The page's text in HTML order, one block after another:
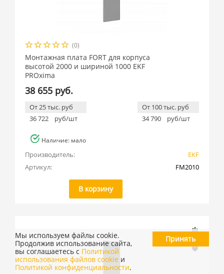
(0)
Монтажная плата FORT для корпуса
высотой 2000 и шириной 1000 EKF
PROxima
38 655 руб.
От 25 тыс. руб
36 722
руб/шт
От 100 тыс. руб
34 790
руб/шт
Наличие: мало
Производитель:
EKF
Артикул:
FM2010
В корзину
Мы используем файлы cookie.
Продолжив использование сайта,
вы соглашаетесь с Политикой
использования файлов cookie и
Политикой конфиденциальности.
Принять